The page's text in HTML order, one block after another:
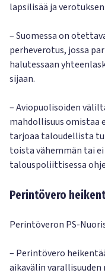
lapsilisää ja
– Suomessa on
perheverotus, jossa
halutessaan
sijaan.
– Aviopuolisoiden
mahdollisuus omistaa
tarjoaa taloudellista
toista vähemmän tai
talouspoliittisessa
Perintövero
Perintöveron PS-
– Perintövero
aikavälin